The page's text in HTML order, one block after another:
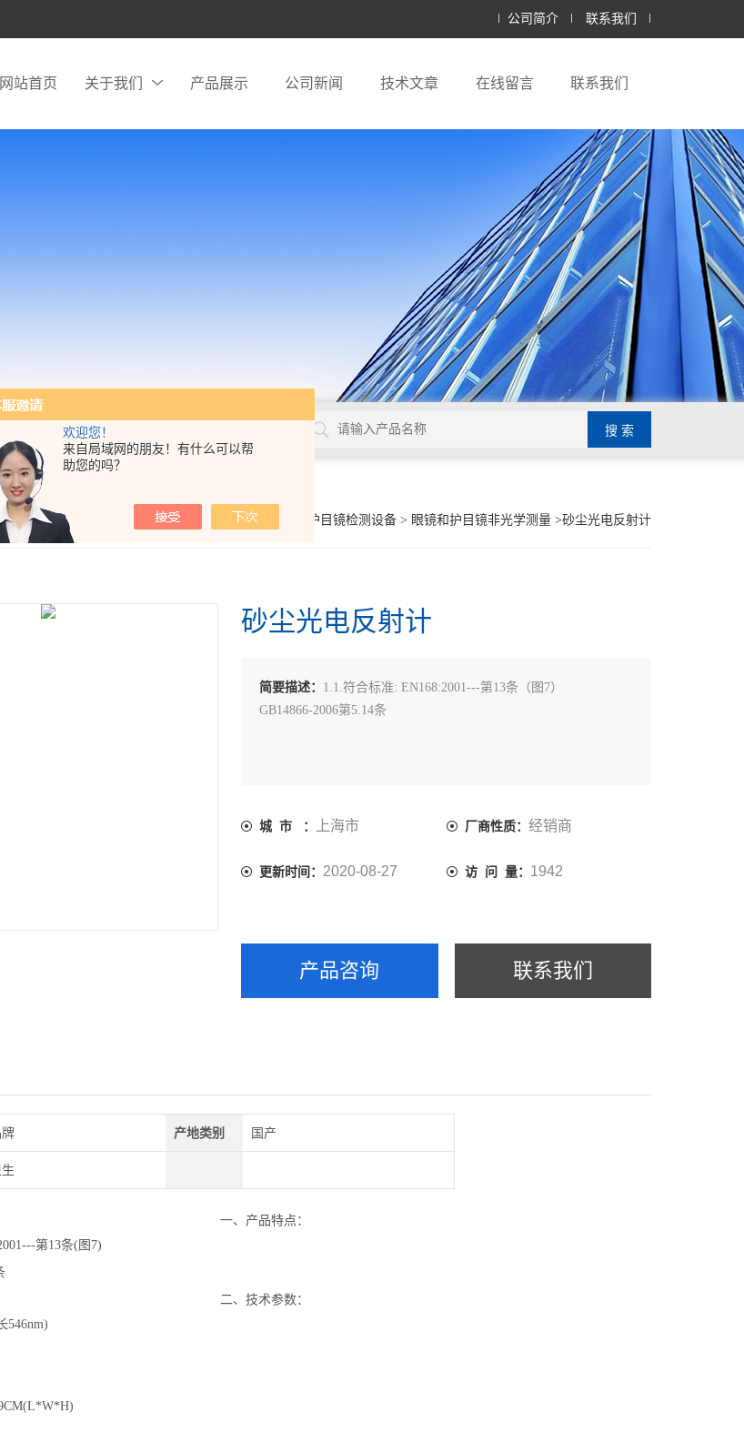
欢迎您！
来自局域网的朋友！有什么可以帮
助您的吗？
公司简介 联系我们
网站首页 关于我们 产品展示 公司新闻 技术文章 在线留言 联系我们
接触镜接触角测量仪，角膜接触镜规格尺寸测量
仪等，人工晶状体压缩力测量仪，人工晶状体尺寸
首页>产品展示 >眼镜产品和护目镜检测设备 > 眼镜和护目镜非光学测量 >砂尘光电反射计
砂尘光电反射计
简要描述： 1.1.符合标准: EN168:2001---第13条（图7）
GB14866-2006第5.14条
城 市 ： 上海市 厂商性质： 经销商
更新时间： 2020-08-27 访 问 量： 1942
产品咨询 联系我们
产地类别 国产
一、产品特点：
第13条(图7)
条
二、技术参数：
546nm)